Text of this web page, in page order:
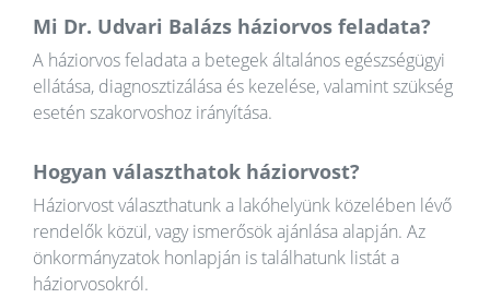
Mi Dr. Udvari Balázs háziorvos feladata?
A háziorvos feladata a betegek általános egészségügyi
ellátása, diagnosztizálása és kezelése, valamint szükség
esetén szakorvoshoz irányítása.
Hogyan választhatok háziorvost?
Háziorvost választhatunk a lakóhelyünk közelében lévő
rendelők közül, vagy ismerősök ajánlása alapján. Az
önkormányzatok honlapján is találhatunk listát a
háziorvosokról.